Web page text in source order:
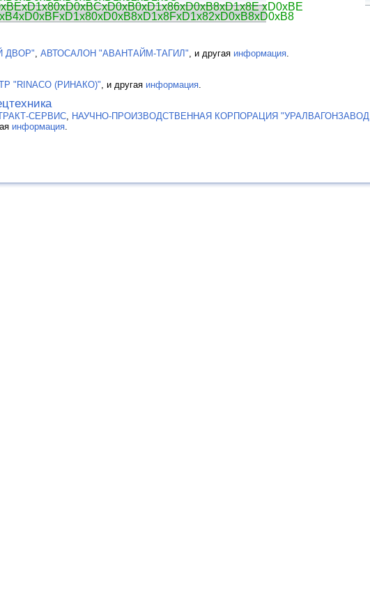
xD0xBE
ДВОР", АВТОСАЛОН "АВАНТАЙМ-ТАГИЛ", и другая информация.
"RINACO (РИНАКО)", и другая информация.
СЕРВИС, НАУЧНО-ПРОИЗВОДСТВЕННАЯ КОРПОРАЦИЯ "УРАЛВАГОНЗАВОД
информация.